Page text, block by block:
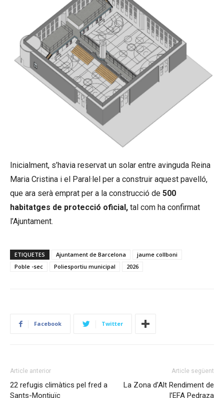
Inicialment, s’havia reservat un solar entre avinguda Reina
Maria Cristina i el Paral·lel per a construir aquest pavelló,
que ara serà emprat per a la construcció de 500
habitatges de protecció oficial, tal com ha confirmat
l’Ajuntament.
ETIQUETES Ajuntament de Barcelona
jaume collboni
Poble -sec
Poliesportiu municipal 2026
Facebook Twitter
Article anterior
22 refugis climàtics pel fred a
Sants-Montjuïc
Article següent
La Zona d’Alt Rendiment de
l’EFA Pedraza